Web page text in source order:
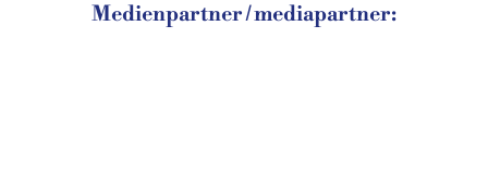
Medienpartner / mediapartner: